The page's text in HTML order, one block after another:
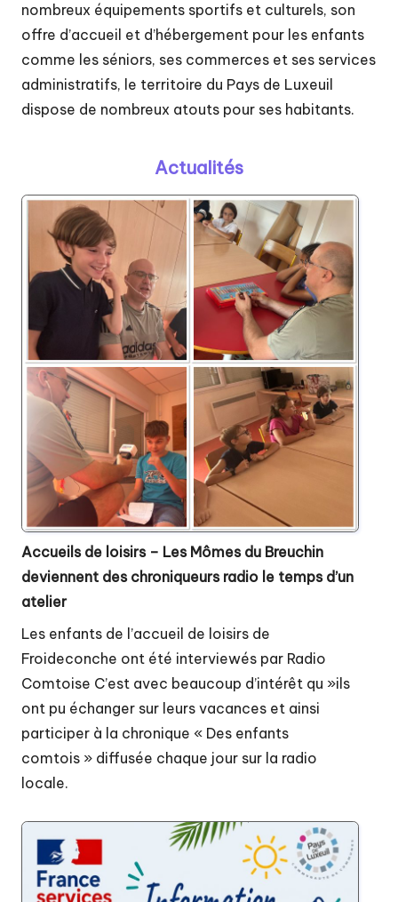
nombreux équipements sportifs et culturels, son
offre d’accueil et d’hébergement pour les enfants
comme les séniors, ses commerces et ses services
administratifs, le territoire du Pays de Luxeuil
dispose de nombreux atouts pour ses habitants.
Actualités
Accueils de loisirs – Les Mômes du Breuchin
deviennent des chroniqueurs radio le temps d’un
atelier
Les enfants de l’accueil de loisirs de
Froideconche ont été interviewés par Radio
Comtoise C’est avec beaucoup d’intérêt qu »ils
ont pu échanger sur leurs vacances et ainsi
participer à la chronique « Des enfants
comtois » diffusée chaque jour sur la radio
locale.